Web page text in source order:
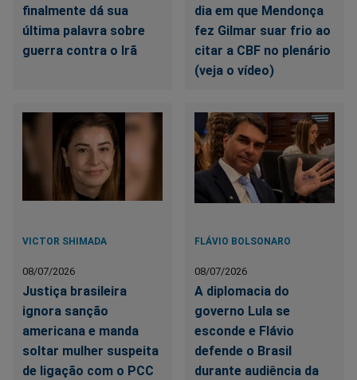
finalmente dá sua
última palavra sobre
guerra contra o Irã
dia em que Mendonça
fez Gilmar suar frio ao
citar a CBF no plenário
(veja o vídeo)
VICTOR SHIMADA
08/07/2026
Justiça brasileira
ignora sanção
americana e manda
soltar mulher suspeita
de ligação com o PCC
FLÁVIO BOLSONARO
08/07/2026
A diplomacia do
governo Lula se
esconde e Flávio
defende o Brasil
durante audiência da